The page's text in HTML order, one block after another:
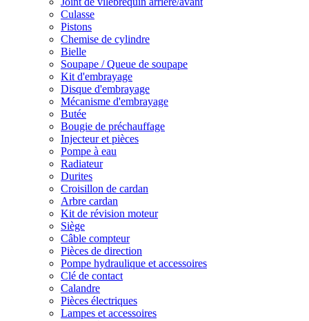
Culasse
Pistons
Chemise de cylindre
Bielle
Soupape / Queue de soupape
Kit d'embrayage
Disque d'embrayage
Mécanisme d'embrayage
Butée
Bougie de préchauffage
Injecteur et pièces
Pompe à eau
Radiateur
Durites
Croisillon de cardan
Arbre cardan
Kit de révision moteur
Siège
Câble compteur
Pièces de direction
Pompe hydraulique et accessoires
Clé de contact
Calandre
Pièces électriques
Lampes et accessoires